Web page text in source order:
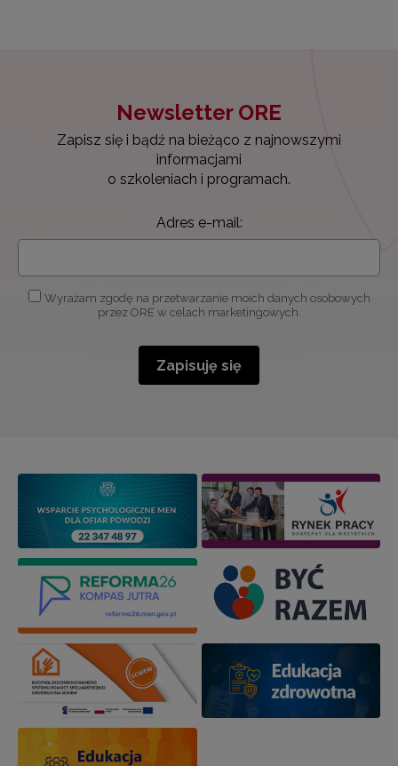
Newsletter ORE
Zapisz się i bądź na bieżąco z najnowszymi
informacjami
o szkoleniach i programach.
Adres e-mail:
Wyrażam zgodę na przetwarzanie moich danych osobowych
przez ORE w celach marketingowych.
Zapisuję się